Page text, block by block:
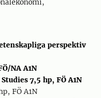
perspektiv
NA A1N
7,5 hp, FÖ A1N
FÖ A1N